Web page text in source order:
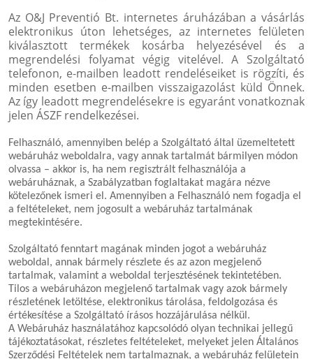
Az O&J Preventió Bt. internetes áruházában a vásárlás
elektronikus úton lehetséges, az internetes felületen
kiválasztott termékek kosárba helyezésével és a
megrendelési folyamat végig vitelével. A Szolgáltató
telefonon, e-mailben leadott rendeléseiket is rögzíti, és
minden esetben e-mailben visszaigazolást küld Önnek.
Az így leadott megrendelésekre is egyaránt vonatkoznak
jelen ÁSZF rendelkezései.
Felhasználó, amennyiben belép a Szolgáltató által üzemeltetett
webáruház weboldalra, vagy annak tartalmát bármilyen módon
olvassa – akkor is, ha nem regisztrált felhasználója a
webáruháznak, a Szabályzatban foglaltakat magára nézve
kötelezőnek ismeri el. Amennyiben a Felhasználó nem fogadja el
a feltételeket, nem jogosult a webáruház tartalmának
megtekintésére.
Szolgáltató fenntart magának minden jogot a webáruház
weboldal, annak bármely részlete és az azon megjelenő
tartalmak, valamint a weboldal terjesztésének tekintetében.
Tilos a webáruházon megjelenő tartalmak vagy azok bármely
részletének letöltése, elektronikus tárolása, feldolgozása és
értékesítése a Szolgáltató írásos hozzájárulása nélkül.
A Webáruház használatához kapcsolódó olyan technikai jellegű
tájékoztatásokat, részletes feltételeket, melyeket jelen Általános
Szerződési Feltételek nem tartalmaznak, a webáruház felületein